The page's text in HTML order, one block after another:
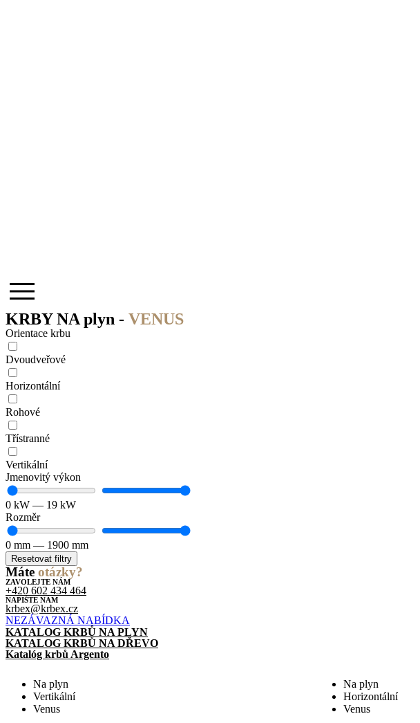
KRBY NA plyn - VENUS
Orientace krbu
Dvoudveřové
Horizontální
Rohové
Třístranné
Vertikální
Jmenovitý výkon
0 kW — 19 kW
Rozměr
0 mm — 1900 mm
Resetovat filtry
Máte otázky?
ZAVOLEJTE NÁM
+420 602 434 464
NAPIŠTE NÁM
krbex@krbex.cz
NEZÁVAZNÁ NABÍDKA
KATALOG KRBŮ NA PLYN
KATALOG KRBŮ NA DŘEVO
Katalóg krbů Argento
Na plyn
Vertikální
Venus
Na plyn
Horizontální
Venus